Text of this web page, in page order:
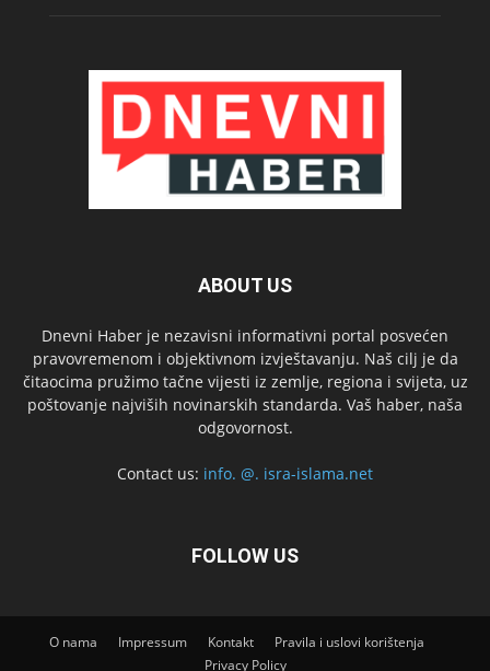
ABOUT US
Dnevni Haber je nezavisni informativni portal posvećen
pravovremenom i objektivnom izvještavanju. Naš cilj je da
čitaocima pružimo tačne vijesti iz zemlje, regiona i svijeta, uz
poštovanje najviših novinarskih standarda. Vaš haber, naša
odgovornost.
Contact us: info. @. isra-islama.net
FOLLOW US
O nama Impressum Kontakt
Pravila i uslovi korištenja
Privacy Policy